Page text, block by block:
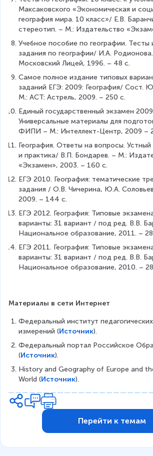
Максаковского «Экономическая и
география мира. 10 класс»/ Е.В.
стереотип. – М.: Издательство
Учебное пособие по географии. Тесты
задания по географии/ И.А.
Московский Лицей, 1996. – 48 с.
Самое полное издание типовых
заданий ЕГЭ: 2009: География/ Сост.
М.: АСТ: Астрель, 2009. – 250 с.
Единый государственный экзамен
Универсальные материалы для
ФИПИ – М.: Интеллект-Центр, 2009 –
География. Ответы на вопросы.
и практика/ В.П. Бондарев. – М.:
«Экзамен», 2003. – 160 с.
ЕГЭ 2010. География: тематические
задания / О.В. Чичерина, Ю.А.
2009. – 144 с.
ЕГЭ 2012. География: Типовые
варианты: 31 вариант / под ред. В.В.
Национальное образование, 2011. –
ЕГЭ 2011. География: Типовые
варианты: 31 вариант / под ред. В.В.
Национальное образование, 2010. –
Материалы в сети Интернет
Федеральный институт педагогических
измерений (Источник).
Федеральный портал Российское
(Источник).
History and Geography of Europe and
World (Источник).
Перейти к темам